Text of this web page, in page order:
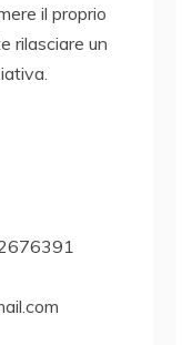
il proprio
rilasciare un